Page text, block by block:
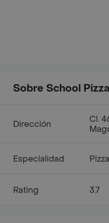
Sobre School
Dirección
Cl.
Especialidad Pizza
Rating 3.7